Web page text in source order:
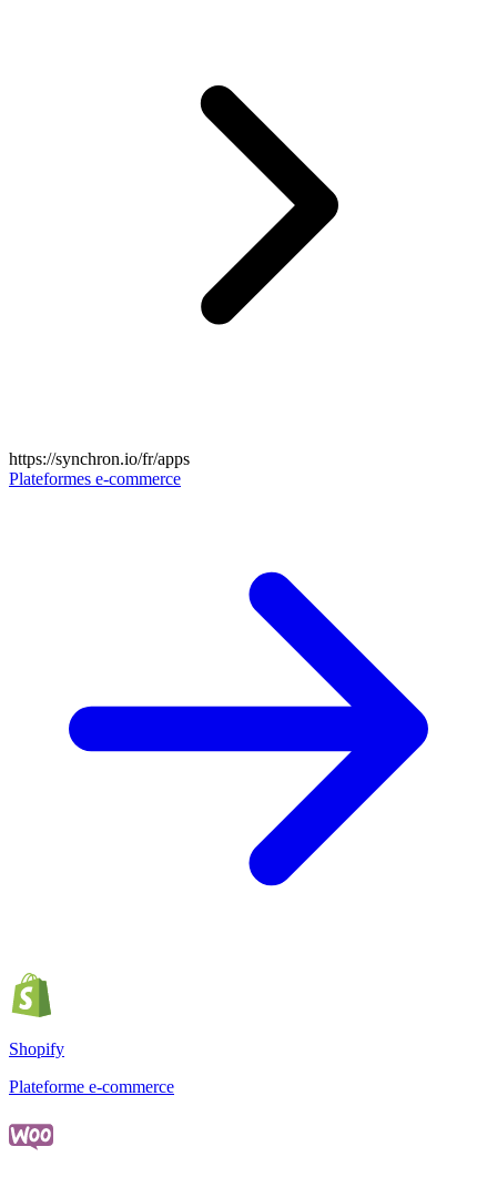
https://synchron.io/fr/apps
Plateformes e-commerce
Shopify
Plateforme e-commerce